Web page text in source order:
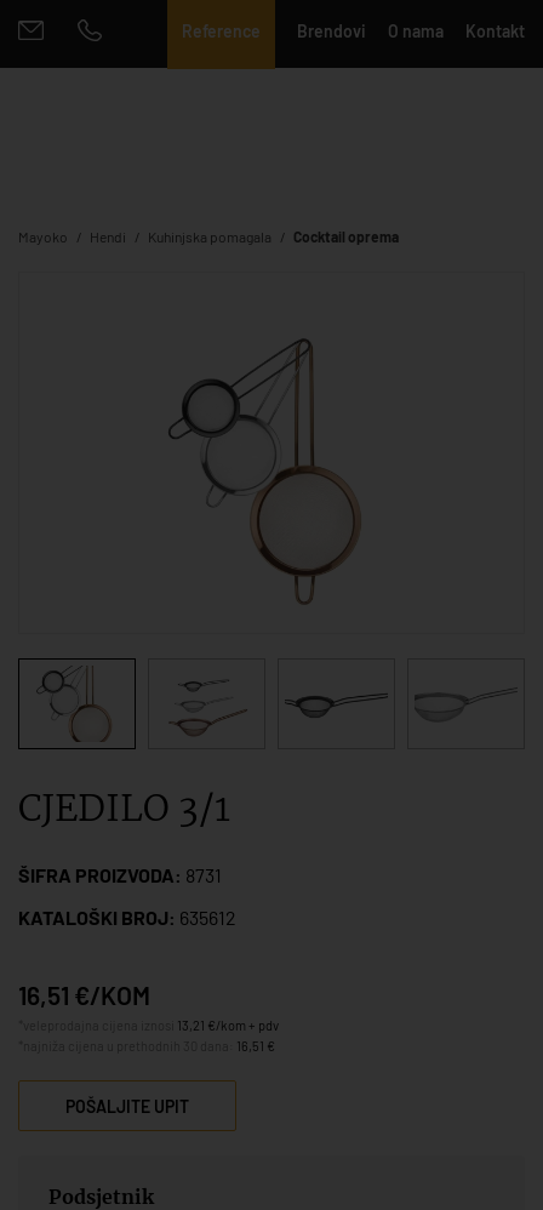
Reference Brendovi O nama Kontakt
Mayoko Hendi Kuhinjska pomagala Cocktail oprema
CJEDILO 3/1
ŠIFRA PROIZVODA: 8731
KATALOŠKI BROJ: 635612
16,51 €/KOM
13,21 €/kom + pdv
16,51 €
POŠALJITE UPIT
Podsjetnik